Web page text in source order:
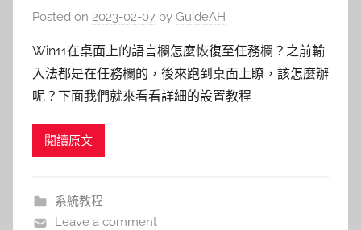
Posted on 2023-02-07 by GuideAH
Win11在桌面上的語言欄怎麼恢復至任務欄？之前輸
入法都是在任務欄的，後來跑到桌面上瞭，該怎麼辦
呢？下面我們就來看看詳細的設置教程
閱讀原文
系統教程
Leave a comment